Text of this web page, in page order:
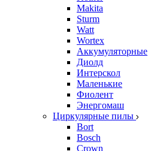
Makita
Sturm
Watt
Wortex
Аккумуляторные
Диолд
Интерскол
Маленькие
Фиолент
Энергомаш
Циркулярные пилы
Bort
Bosch
Crown